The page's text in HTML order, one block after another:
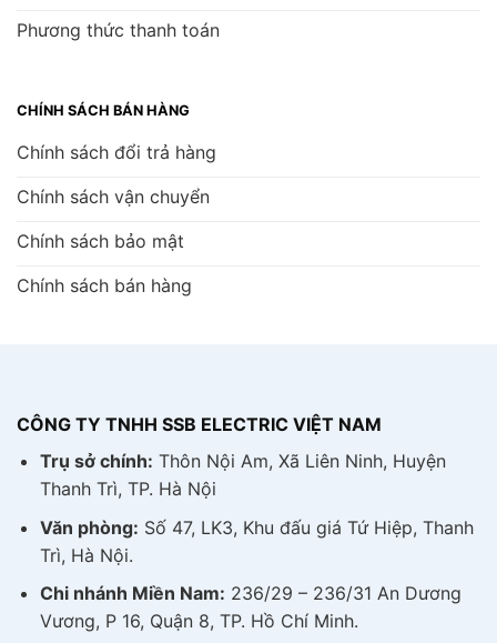
Phương thức thanh toán
CHÍNH SÁCH BÁN HÀNG
Chính sách đổi trả hàng
Chính sách vận chuyển
Chính sách bảo mật
Chính sách bán hàng
CÔNG TY TNHH SSB ELECTRIC VIỆT NAM
Trụ sở chính: Thôn Nội Am, Xã Liên Ninh, Huyện
Thanh Trì, TP. Hà Nội
Văn phòng: Số 47, LK3, Khu đấu giá Tứ Hiệp, Thanh
Trì, Hà Nội.
Chi nhánh Miền Nam: 236/29 – 236/31 An Dương
Vương, P 16, Quận 8, TP. Hồ Chí Minh.